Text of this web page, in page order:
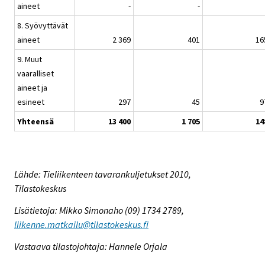
aineet
-
-
8. Syövyttävät
aineet
2 369 401
9. Muut
vaaralliset
aineet ja
esineet
297 45
Yhteensä
13 400 1 705
Lähde: Tieliikenteen tavarankuljetukset 2010,
Tilastokeskus
Lisätietoja: Mikko Simonaho (09) 1734 2789,
liikenne.matkailu@tilastokeskus.fi
Vastaava tilastojohtaja: Hannele Orjala